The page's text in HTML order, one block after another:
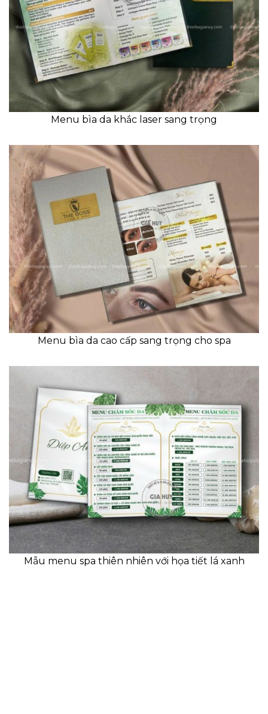
Menu bìa da khắc laser sang trọng
Menu bìa da cao cấp sang trọng cho spa
Mẫu menu spa thiên nhiên với họa tiết lá xanh